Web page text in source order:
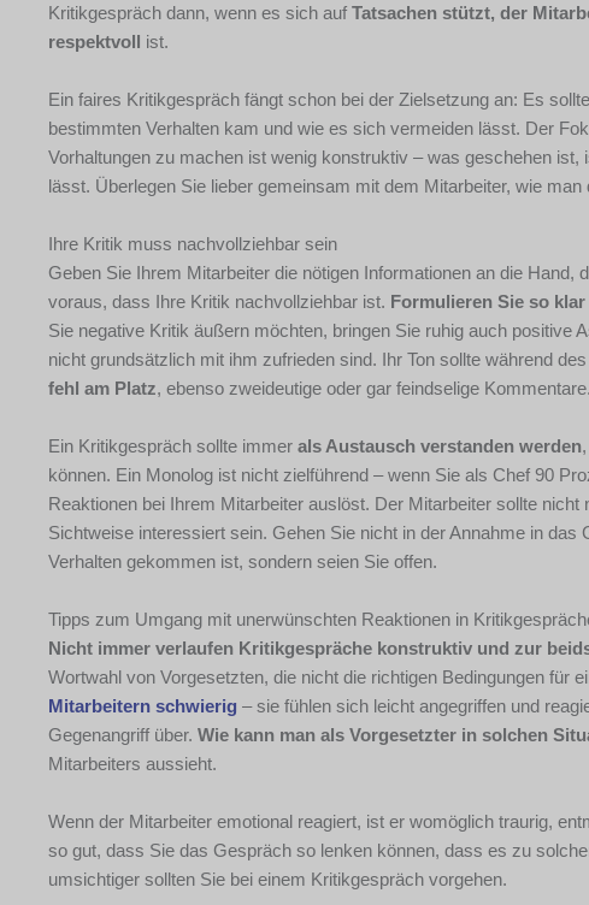
Kritikgespräch dann, wenn es sich auf Tatsachen stützt, der
respektvoll ist.
Ein faires Kritikgespräch fängt schon bei der Zielsetzung an: Es
bestimmten Verhalten kam und wie es sich vermeiden lässt. Der
Vorhaltungen zu machen ist wenig konstruktiv – was geschehen
lässt. Überlegen Sie lieber gemeinsam mit dem Mitarbeiter, wie
Ihre Kritik muss nachvollziehbar sein
Geben Sie Ihrem Mitarbeiter die nötigen Informationen an die
voraus, dass Ihre Kritik nachvollziehbar ist. Formulieren Sie so
Sie negative Kritik äußern möchten, bringen Sie ruhig auch
nicht grundsätzlich mit ihm zufrieden sind. Ihr Ton sollte während
fehl am Platz, ebenso zweideutige oder gar feindselige Kommentare.
Ein Kritikgespräch sollte immer als Austausch verstanden werden
können. Ein Monolog ist nicht zielführend – wenn Sie als Chef 90
Reaktionen bei Ihrem Mitarbeiter auslöst. Der Mitarbeiter sollte
Sichtweise interessiert sein. Gehen Sie nicht in der Annahme in
Verhalten gekommen ist, sondern seien Sie offen.
Tipps zum Umgang mit unerwünschten Reaktionen in
Nicht immer verlaufen Kritikgespräche konstruktiv und zur
Wortwahl von Vorgesetzten, die nicht die richtigen Bedingungen für
Mitarbeitern schwierig – sie fühlen sich leicht angegriffen und
Gegenangriff über. Wie kann man als Vorgesetzter in solchen
Mitarbeiters aussieht.
Wenn der Mitarbeiter emotional reagiert, ist er womöglich traurig,
so gut, dass Sie das Gespräch so lenken können, dass es zu
umsichtiger sollten Sie bei einem Kritikgespräch vorgehen.